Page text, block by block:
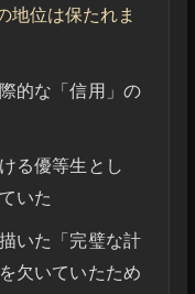
地位は保たれま
的な「信用」の
る優等生とし
いた
いた「完璧な計
欠いていたため